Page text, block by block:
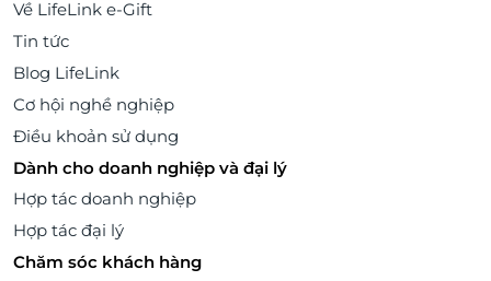
Về LifeLink e-Gift
Tin tức
Blog LifeLink
Cơ hội nghề nghiệp
Điều khoản sử dụng
Dành cho doanh nghiệp và đại lý
Hợp tác doanh nghiệp
Hợp tác đại lý
Chăm sóc khách hàng